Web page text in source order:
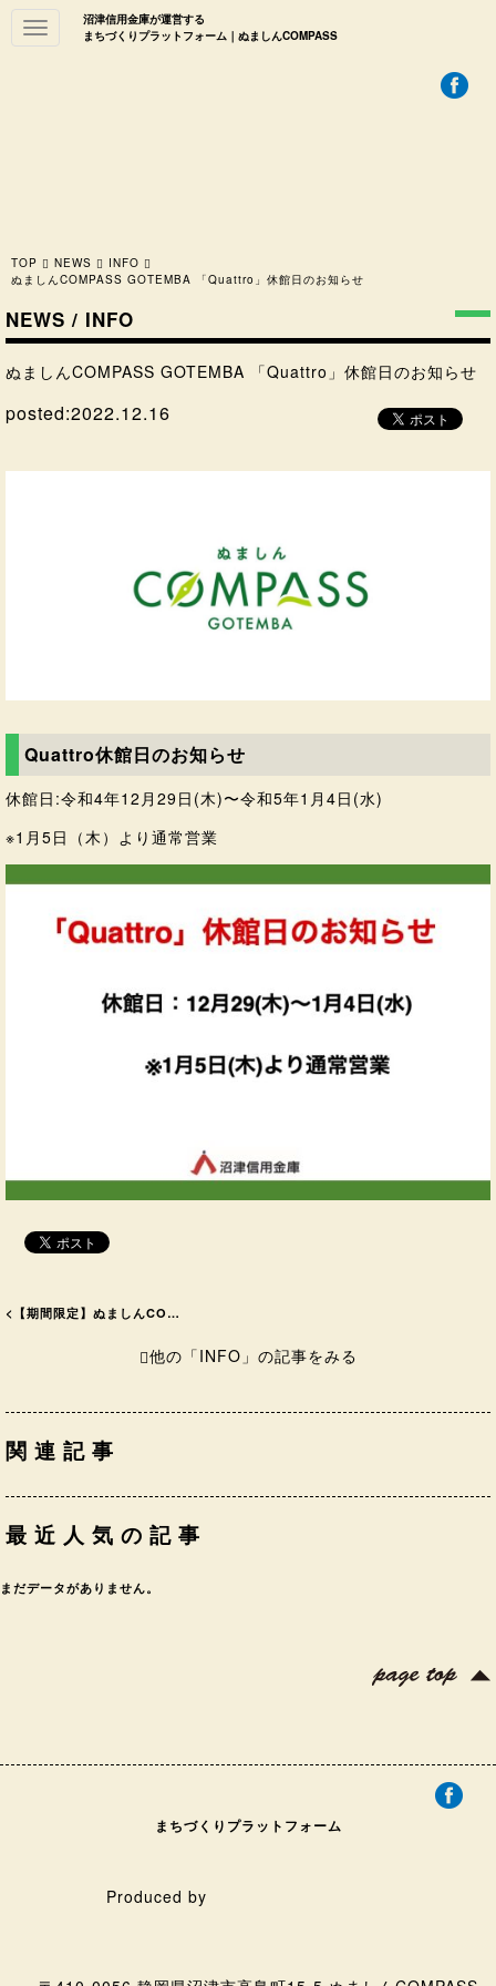
沼津信用金庫が運営する
まちづくりプラットフォーム｜ぬましんCOMPASS
Toggle
navigation
TOP NEWS
INFO
ぬましんCOMPASS GOTEMBA 「Quattro」休館日のお知らせ
NEWS / INFO
ぬましんCOMPASS GOTEMBA 「Quattro」休館日のお知らせ
posted:2022.12.16
Quattro休館日のお知らせ
休館日:令和4年12月29日(木)〜令和5年1月4日(水)
※1月5日（木）より通常営業
< 【期間限定】ぬましんCO…
他の「INFO」の記事をみる
関連記事
最近人気の記事
まだデータがありません。
まちづくりプラットフォーム
Produced by